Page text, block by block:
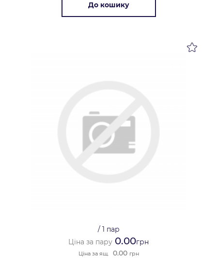
До кошику
/ 1 пар
Ціна за пару 0.00грн
Ціна за ящ. 0.00 грн